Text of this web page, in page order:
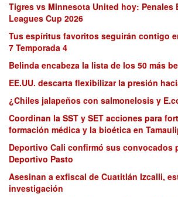
Tigres vs Minnesota United hoy: Penales
Leagues Cup 2026
Tus espíritus favoritos seguirán contigo
7 Temporada 4
Belinda encabeza la lista de los 50 más
EE.UU. descarta flexibilizar la presión
¿Chiles jalapeños con salmonelosis y
Coordinan la SST y SET acciones para
formación médica y la bioética en
Deportivo Cali confirmó sus convocados
Deportivo Pasto
Asesinan a exfiscal de Cuatitlán Izcalli,
investigación